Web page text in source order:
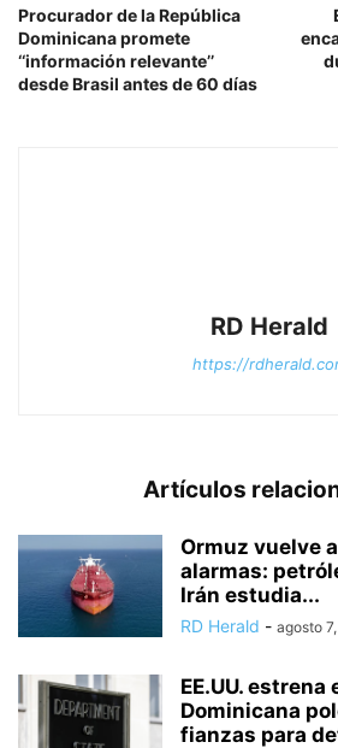
Procurador de la República
Dominicana promete
‘‘información relevante’’
desde Brasil antes de 60 días
RD Herald
https://
Artículos
Ormuz vuelve
alarmas:
Irán estudia...
RD Herald - agosto
EE.UU. estrena
Dominicana
fianzas para